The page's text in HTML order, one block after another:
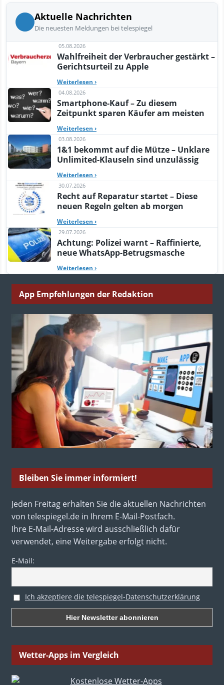
Aktuelle Nachrichten
Die neuesten Meldungen bei telespiegel
05.08.2026
Wahlfreiheit der Verbraucher gestärkt –
Gerichtsurteil zu Apple
Weiterlesen ›
04.08.2026
Smartphone-Kauf – Zu diesem
Zeitpunkt sparen Käufer am meisten
Weiterlesen ›
03.08.2026
1&1 bekommt auf die Mütze – Unklare
Unlimited-Klauseln sind unzulässig
Weiterlesen ›
30.07.2026
Recht auf Reparatur startet – Diese
neuen Regeln gelten ab morgen
Weiterlesen ›
29.07.2026
Achtung: Polizei warnt – Raffinierte,
neue WhatsApp-Betrugsmasche
Weiterlesen ›
App Empfehlungen der Redaktion
Bleiben Sie immer informiert!
Jeden Freitag erhalten Sie die aktuellen Nachrichten
von telespiegel.de in Ihrem E-Mail-Postfach.
Ihre E-Mail-Adresse wird ausschließlich dafür
verwendet, eine Weitergabe erfolgt nicht.
E-Mail:
Ich akzeptiere die telespiegel-Datenschutzerklärung
Wetter-Apps im Vergleich